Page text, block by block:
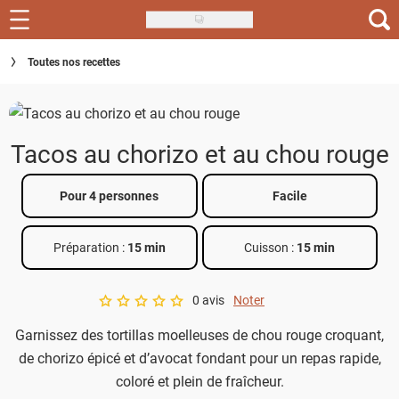
Skip
to
main
Recettes
Inspirations
Menu de la semaine
Actus
Téléchargez l'app Saveurs Recettes
Guide d'achat
Toutes nos recettes
Tacos au chorizo et au chou rouge
Pour 4 personnes Facile
Préparation : 15 min Cuisson : 15 min
A star rating of 0 out of 5.
0 avis Noter
Garnissez des tortillas moelleuses de chou rouge croquant,
de chorizo épicé et d’avocat fondant pour un repas rapide,
coloré et plein de fraîcheur.